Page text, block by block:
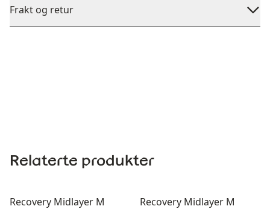
Frakt og retur
Relaterte produkter
Recovery Midlayer M
Recovery Midlayer M